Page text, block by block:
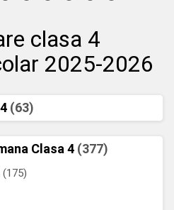
clasa 4
2025-2026
(63)
Clasa 4 (377)
(175)